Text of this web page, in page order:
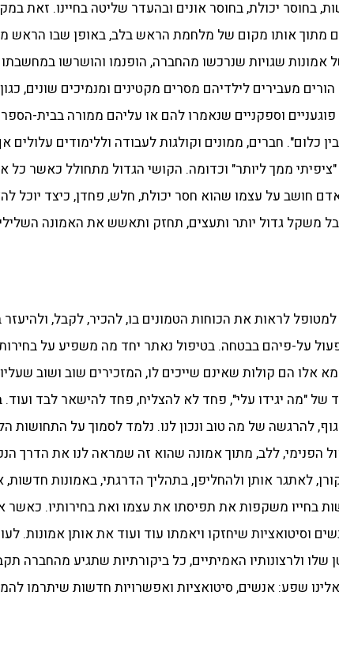
בחוסר יכולת, בחוסר אונים ובהעדר שליטה בחיינו. זאת
מתוך אותו מקום של מלחמת הראש בלב, באופן שבו הראש
אמונות שגויות שנרכשו מהחברה, הופנמו והושרשו במחשבתו
מעבירים לילדיהם מסרים מקטינים ומנמיכים שונים,
וספקניים שנאמרו להם או עליהם ממורה בבית-
כלום". חברים, ממונים וקולגות לעבודה וללימודים עלולים
ממך ליותר" וכדומה. הקושי הגדול מתחולל כאשר כל
חושב על עצמו שהוא חסר יכולת, חלש, פחדן, כיצד יוכל
משקל גדול יותר ותעצים, תחזק ותאשש את האמונה
לראות את הכוחות הטמונים בו, להכיר, לקבל,
על-פיהם בבטחה. בטיפול נאתר יחד מה משפיע על
אלו הם קולות שאינם שייכים לו, המזכירים שוב ושוב
"מה יגידו עלי", פחד לא להצליח, פחד להישאר לבד ועוד.
להרגשה של מה טוב ונכון לנו. נלמד לסמוך על התחושות
ללב, מתוך אמונה שהוא זה שמראה לנו את הדרך
לאתגר אותן ולהחליפן, בתהליך הדרגתי, באמונות חדשות,
בחייו משקפות את תפיסתו את עצמו ואת בחירותיו. כאשר
וסיטואציות שיחזקו ויאמתו עוד ועוד את אותן אמונות.
ולרצונותיו האמיתיים, כל ביקורתיות שתגיע מהחברה
שפע: אנשים, סיטואציות ואפשרויות חדשות שיתרמו